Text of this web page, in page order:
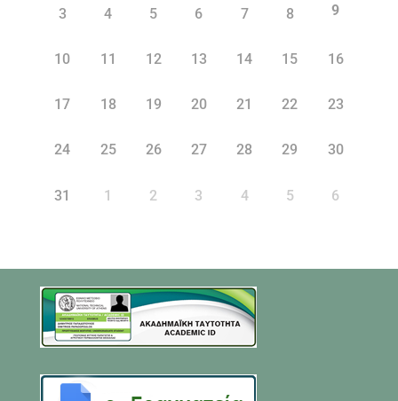
3 4 5 6 7 8 9
10 11 12 13 14 15 16
17 18 19 20 21 22 23
24 25 26 27 28 29 30
31 1 2 3 4 5 6